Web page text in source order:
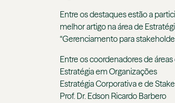
Entre os destaques estão a
melhor artigo na área de
“Gerenciamento para
Entre os coordenadores de
Estratégia em Organizações
Estratégia Corporativa e de
Prof. Dr. Edson Ricardo Barbero